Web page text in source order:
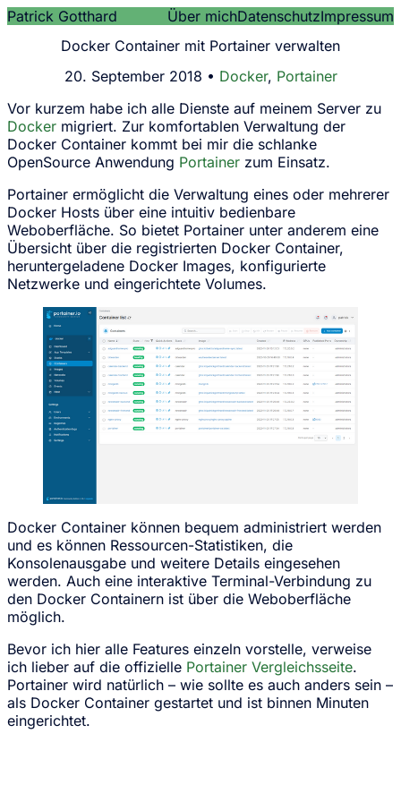
Patrick Gotthard Über michDatenschutzImpressum
Docker Container mit Portainer verwalten
20. September 2018 • Docker, Portainer
Vor kurzem habe ich alle Dienste auf meinem Server zu
Docker migriert. Zur komfortablen Verwaltung der
Docker Container kommt bei mir die schlanke
OpenSource Anwendung Portainer zum Einsatz.
Portainer ermöglicht die Verwaltung eines oder mehrerer
Docker Hosts über eine intuitiv bedienbare
Weboberfläche. So bietet Portainer unter anderem eine
Übersicht über die registrierten Docker Container,
heruntergeladene Docker Images, konfigurierte
Netzwerke und eingerichtete Volumes.
Docker Container können bequem administriert werden
und es können Ressourcen-Statistiken, die
Konsolenausgabe und weitere Details eingesehen
werden. Auch eine interaktive Terminal-Verbindung zu
den Docker Containern ist über die Weboberfläche
möglich.
Bevor ich hier alle Features einzeln vorstelle, verweise
ich lieber auf die offizielle Portainer Vergleichsseite.
Portainer wird natürlich – wie sollte es auch anders sein –
als Docker Container gestartet und ist binnen Minuten
eingerichtet.